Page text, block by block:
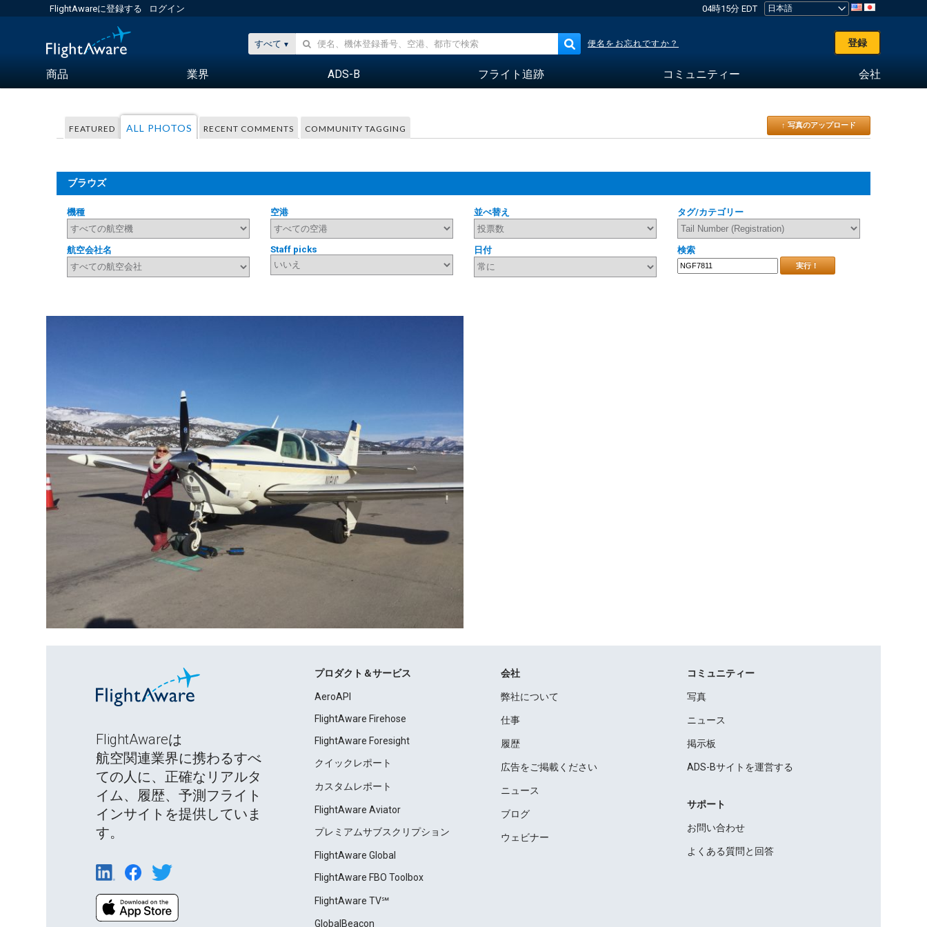
FlightAwareに登録する ログイン 04時15分 EDT
すべて 便名をお忘れですか？ 登録
商品 業界 ADS-B フライト追跡 コミュニティー 会社
FEATURED ALL PHOTOS RECENT COMMENTS COMMUNITY TAGGING ↑ 写真のアップロード
ブラウズ
機種 空港 並べ替え タグ/カテゴリー
航空会社名 Staff picks 日付 検索
実行！
FlightAwareは
航空関連業界に携わるすべ
ての人に、正確なリアルタ
イム、履歴、予測フライト
インサイトを提供していま
す。
プロダクト＆サービス
AeroAPI
FlightAware Firehose
FlightAware Foresight
クイックレポート
カスタムレポート
FlightAware Aviator
プレミアムサブスクリプション
FlightAware Global
FlightAware FBO Toolbox
FlightAware TV℠
GlobalBeacon
会社
弊社について
仕事
履歴
広告をご掲載ください
ニュース
ブログ
ウェビナー
コミュニティー
写真
ニュース
掲示板
ADS-Bサイトを運営する
サポート
お問い合わせ
よくある質問と回答